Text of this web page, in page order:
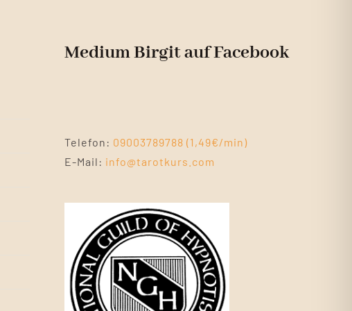
Medium Birgit auf Facebook
Telefon: 09003789788 (1,49€/min)
E-Mail: info@tarotkurs.com